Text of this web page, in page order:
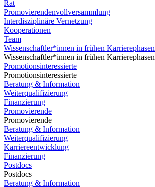
Rat
Promovierendenvollversammlung
Interdisziplinäre Vernetzung
Kooperationen
Team
Wissenschaftler*innen in frühen Karrierephasen
Wissenschaftler*innen in frühen Karrierephasen
Promotionsinteressierte
Promotionsinteressierte
Beratung & Information
Weiterqualifizierung
Finanzierung
Promovierende
Promovierende
Beratung & Information
Weiterqualifizierung
Karriereentwicklung
Finanzierung
Postdocs
Postdocs
Beratung & Information